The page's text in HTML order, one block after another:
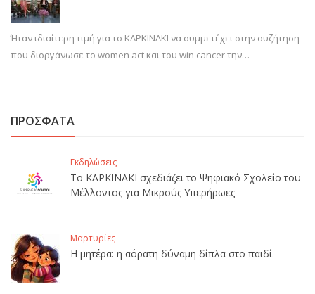
Ήταν ιδιαίτερη τιμή για το ΚΑΡΚΙΝΑΚΙ να συμμετέχει στην συζήτηση
που διοργάνωσε το women act και του win cancer την…
ΠΡΟΣΦΑΤΑ
Εκδηλώσεις
Το ΚΑΡΚΙΝΑΚΙ σχεδιάζει το Ψηφιακό Σχολείο του
Μέλλοντος για Μικρούς Υπερήρωες
Μαρτυρίες
Η μητέρα: η αόρατη δύναμη δίπλα στο παιδί